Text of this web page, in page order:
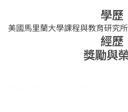
學歷
美國馬里蘭大學課程與教育研究
經歷
獎勵與